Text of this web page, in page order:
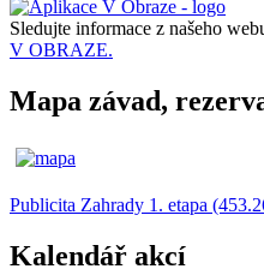
Sledujte informace z našeho
V OBRAZE.
Mapa závad,
Publicita Zahrady 1. etapa
Kalendář akcí